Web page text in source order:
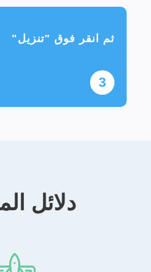
3
ثم انقر فوق "تنزيل"
دلائل